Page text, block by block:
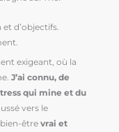
d’objectifs.
exigeant, où la
J’ai connu, de
qui mine et du
vers le
être vrai et